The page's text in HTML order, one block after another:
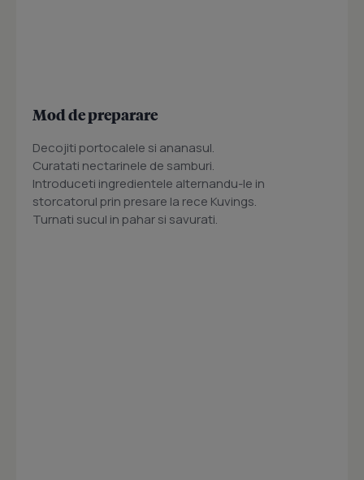
Mod de preparare
Decojiti portocalele si ananasul.
Curatati nectarinele de samburi.
Introduceti ingredientele alternandu-le in
storcatorul prin presare la rece Kuvings.
Turnati sucul in pahar si savurati.